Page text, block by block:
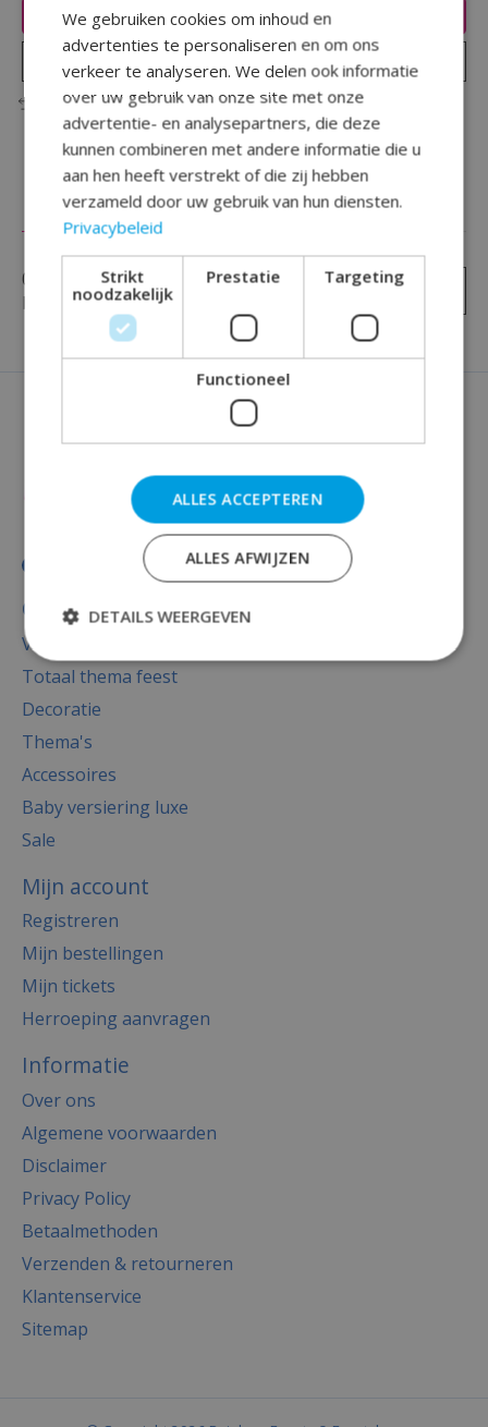
Toevoegen aan winkelwagen
Plaats bestelling
Toevoegen om te vergelijken
Reviews (0)
0 sterren op basis van0
beoordelingen
Je beoordeling toevoegen
Categorieën
Versiering
Totaal thema feest
Decoratie
Thema's
Accessoires
Baby versiering luxe
Sale
Mijn account
Registreren
Mijn bestellingen
Mijn tickets
Herroeping aanvragen
Informatie
Over ons
Algemene voorwaarden
Disclaimer
Privacy Policy
Betaalmethoden
Verzenden & retourneren
Klantenservice
Sitemap
We gebruiken cookies om inhoud en
advertenties te personaliseren en om ons
verkeer te analyseren. We delen ook informatie
over uw gebruik van onze site met onze
advertentie- en analysepartners, die deze
kunnen combineren met andere informatie die u
aan hen heeft verstrekt of die zij hebben
verzameld door uw gebruik van hun diensten.
Privacybeleid
Strikt
noodzakelijk
Prestatie Targeting
Functioneel
ALLES ACCEPTEREN
ALLES AFWIJZEN
DETAILS WEERGEVEN